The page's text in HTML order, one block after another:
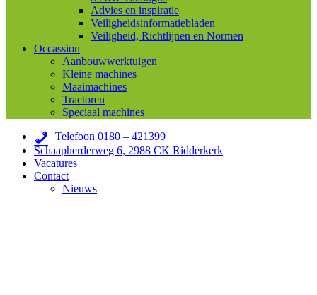
Advies en inspiratie
Veiligheidsinformatiebladen
Veiligheid, Richtlijnen en Normen
Occassion
Aanbouwwerktuigen
Kleine machines
Maaimachines
Tractoren
Speciaal machines
Telefoon 0180 – 421399
Schaapherderweg 6, 2988 CK Ridderkerk
Vacatures
Contact
Nieuws